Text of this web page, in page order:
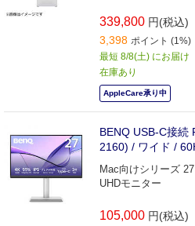
339,800 円(税込)
3,398 ポイント (1%)
最短 8/8(土) にお届け
在庫あり
AppleCare承り中
BENQ USB-C接続
2160) / ワイド /
Mac向けシリーズ
UHDモニター
105,000 円(税込)